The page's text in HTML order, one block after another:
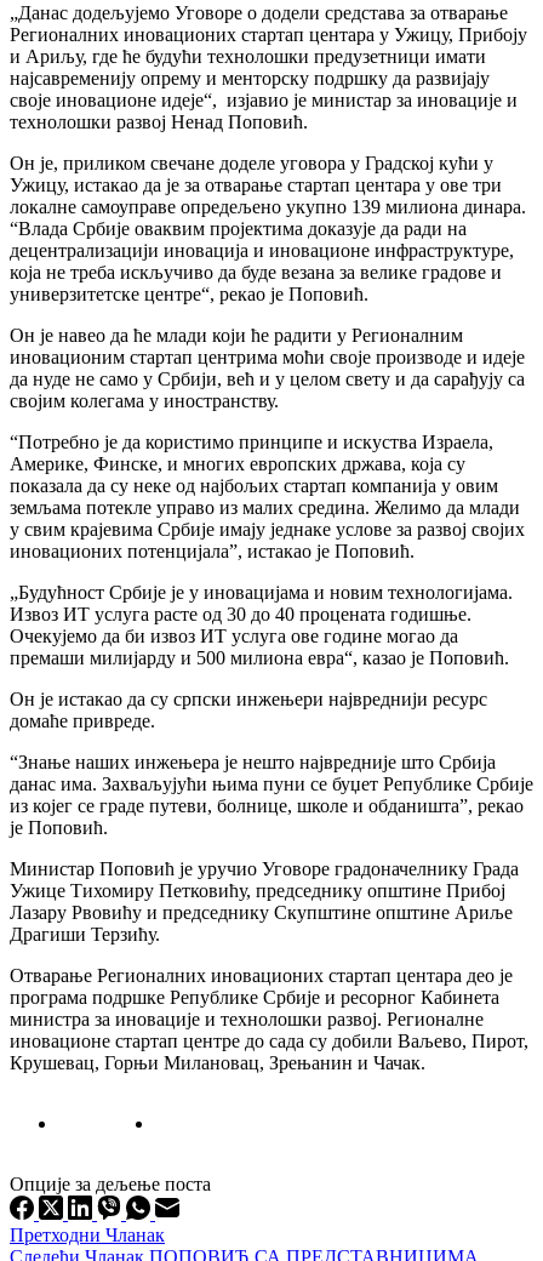
„Данас додељујемо Уговоре о додели средстава за отварање
Регионалних иновационих стартап центара у Ужицу, Прибоју
и Ариљу, где ће будући технолошки предузетници имати
најсавременију опрему и менторску подршку да развијају
своје иновационе идеје“, изјавио је министар за иновације и
технолошки развој Ненад Поповић.
Он је, приликом свечане доделе уговора у Градској кући у
Ужицу, истакао да је за отварање стартап центара у ове три
локалне самоуправе опредељено укупно 139 милиона динара.
“Влада Србије оваквим пројектима доказује да ради на
децентрализацији иновација и иновационе инфраструктуре,
која не треба искључиво да буде везана за велике градове и
универзитетске центре“, рекао је Поповић.
Он је навео да ће млади који ће радити у Регионалним
иновационим стартап центрима моћи своје производе и идеје
да нуде не само у Србији, већ и у целом свету и да сарађују са
својим колегама у иностранству.
“Потребно је да користимо принципе и искуства Израела,
Америке, Финске, и многих европских држава, која су
показала да су неке од најбољих стартап компанија у овим
земљама потекле управо из малих средина. Желимо да млади
у свим крајевима Србије имају једнаке услове за развој својих
иновационих потенцијала”, истакао је Поповић.
„Будућност Србије је у иновацијама и новим технологијама.
Извоз ИТ услуга расте од 30 до 40 процената годишње.
Очекујемо да би извоз ИТ услуга ове године могао да
премаши милијарду и 500 милиона евра“, казао је Поповић.
Он је истакао да су српски инжењери највреднији ресурс
домаће привреде.
“Знање наших инжењера је нешто највредније што Србија
данас има. Захваљујући њима пуни се буџет Републике Србије
из којег се граде путеви, болнице, школе и обданишта”, рекао
је Поповић.
Министар Поповић је уручио Уговоре градоначелнику Града
Ужице Тихомиру Петковићу, председнику општине Прибој
Лазару Рвовићу и председнику Скупштине општине Ариље
Драгиши Терзићу.
Отварање Регионалних иновационих стартап центара део је
програма подршке Републике Србије и ресорног Кабинета
министра за иновације и технолошки развој. Регионалне
иновационе стартап центре до сада су добили Ваљево, Пирот,
Крушевац, Горњи Милановац, Зрењанин и Чачак.
Опције за дељење поста
Претходни Чланак
Следећи Чланак ПОПОВИЋ СА ПРЕДСТАВНИЦИМА